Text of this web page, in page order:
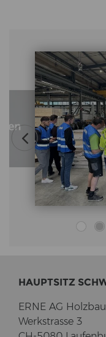
HAUPT­SITZ
ERNE AG Holz­bau
Werk­stras­se 3